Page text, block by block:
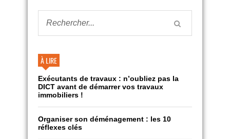
À LIRE
Exécutants de travaux : n’oubliez pas la
DICT avant de démarrer vos travaux
immobiliers !
Organiser son déménagement : les 10
réflexes clés